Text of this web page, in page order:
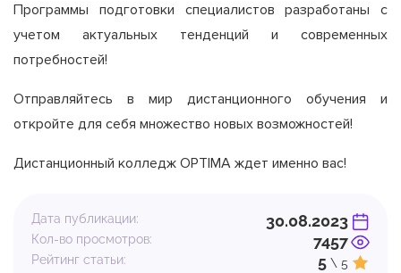
Программы подготовки специалистов разработаны с
учетом актуальных тенденций и современных
потребностей!
Отправляйтесь в мир дистанционного обучения и
откройте для себя множество новых возможностей!
Дистанционный колледж OPTIMA ждет именно вас!
Дата публикации: 30.08.2023
Кол-во просмотров: 7457
Рейтинг статьи: 5 \ 5